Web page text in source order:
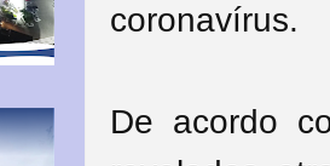
coronavírus.
De acordo